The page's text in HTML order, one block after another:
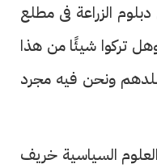
الزراعة فى مطلع
تركوا شيئًا من هذا
بلدهم ونحن فيه مجرد
السياسية خريف